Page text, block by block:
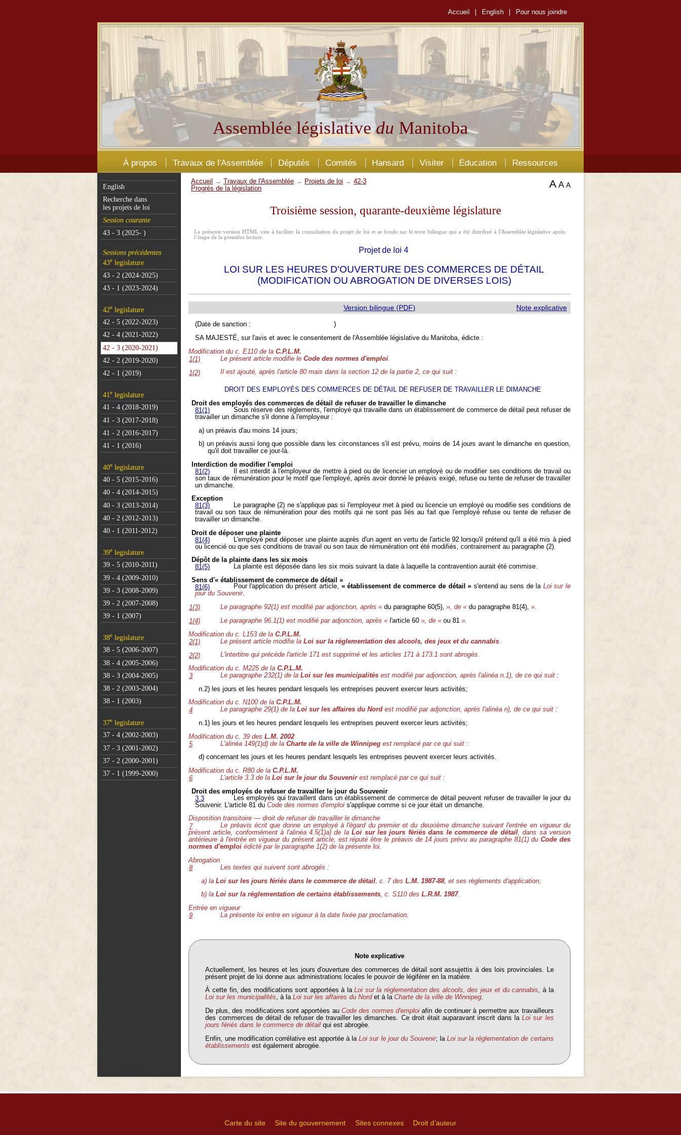
Accueil English Pour nous joindre
Assemblée législativedu Manitoba
À propos Travaux de l'Assemblée Députés Comités Hansard Visiter Éducation Ressources
English
Recherche dans
les projets de loi
Session courante
43 - 3 (2025- )
Sessions précédentes
43elegislature
43 - 2 (2024-2025)
43 - 1 (2023-2024)
42elegislature
42 - 5 (2022-2023)
42 - 4 (2021-2022)
42 - 3 (2020-2021)
42 - 2 (2019-2020)
42 - 1 (2019)
41elegislature
41 - 4 (2018-2019)
41 - 3 (2017-2018)
41 - 2 (2016-2017)
41 - 1 (2016)
40elegislature
40 - 5 (2015-2016)
40 - 4 (2014-2015)
40 - 3 (2013-2014)
40 - 2 (2012-2013)
40 - 1 (2011-2012)
39elegislature
39 - 5 (2010-2011)
39 - 4 (2009-2010)
39 - 3 (2008-2009)
39 - 2 (2007-2008)
39 - 1 (2007)
38elegislature
38 - 5 (2006-2007)
38 - 4 (2005-2006)
38 - 3 (2004-2005)
38 - 2 (2003-2004)
38 - 1 (2003)
37elegislature
37 - 4 (2002-2003)
37 - 3 (2001-2002)
37 - 2 (2000-2001)
37 - 1 (1999-2000)
Accueil → Travaux de l'Assemblée → Projets de loi → 42-3
Progrès de la législation
A A A
Troisième session, quarante-deuxième législature
La présente version HTML vise à faciliter la consultation du projet de loi et se fonde sur le texte bilingue qui a été distribué à l'Assemblée législative après
l’étape de la première lecture.
Projet de loi 4
LOI SUR LES HEURES D'OUVERTURE DES COMMERCES DE DÉTAIL
(MODIFICATION OU ABROGATION DE DIVERSES LOIS)
Version bilingue (PDF) Note explicative
(Date de sanction : )
SA MAJESTÉ, sur l'avis et avec le consentement de l'Assemblée législative du Manitoba, édicte :
Modification du c. E110 de la C.P.L.M.
1(1)
Le présent article modifie leCode des normes d'emploi
1(2)
Il est ajouté, après l'article 80 mais dans la section 12 de la partie 2, ce qui suit :
DROIT DES EMPLOYÉS DES COMMERCES DE DÉTAIL DE REFUSER DE TRAVAILLER LE DIMANCHE
Droit des employés des commerces de détail de refuser de travailler le dimanche
81(1)
Sous réserve des règlements, l'employé qui travaille dans un établissement de commerce de détail peut refuser de
travailler un dimanche s'il donne à l'employeur :
a) un préavis d'au moins 14 jours;
b) un préavis aussi long que possible dans les circonstances s'il est prévu, moins de 14 jours avant le dimanche en question,
qu'il doit travailler ce jour-là.
Interdiction de modifier l'emploi
81(2)
Il est interdit à l'employeur de mettre à pied ou de licencier un employé ou de modifier ses conditions de travail ou
son taux de rémunération pour le motif que l'employé, après avoir donné le préavis exigé, refuse ou tente de refuser de travailler
un dimanche.
Exception
81(3)
Le paragraphe (2) ne s'applique pas si l'employeur met à pied ou licencie un employé ou modifie ses conditions de
travail ou son taux de rémunération pour des motifs qui ne sont pas liés au fait que l'employé refuse ou tente de refuser de
travailler un dimanche.
Droit de déposer une plainte
81(4)
L'employé peut déposer une plainte auprès d'un agent en vertu de l'article 92 lorsqu'il prétend qu'il a été mis à pied
ou licencié ou que ses conditions de travail ou son taux de rémunération ont été modifiés, contrairement au paragraphe (2).
Dépôt de la plainte dans les six mois
81(5)
La plainte est déposée dans les six mois suivant la date à laquelle la contravention aurait été commise.
Sens d'« établissement de commerce de détail »
81(6)
Pour l'application du présent article, « établissement de commerce de détail » s'entend au sens de la Loi sur le
jour du Souvenir.
1(3)
Le paragraphe 92(1) est modifié par adjonction, après «du paragraphe 60(5),», de « du paragraphe 81(4), ».
1(4)
Le paragraphe 96.1(1) est modifié par adjonction, après « l'article 60 », de «ou 81 ».
Modification du c. L153 de la C.P.L.M.
2(1)
Le présent article modifie laLoi sur la réglementation des alcools, des jeux et du cannabis
2(2)
L'intertitre qui précède l'article 171 est supprimé et les articles 171 à 173.1 sont abrogés.
Modification du c. M225 de la C.P.L.M.
3
Le paragraphe 232(1) de laLoi sur les municipalitésest modifié par adjonction, après l'alinéa n.1), de ce qui suit :
n.2) les jours et les heures pendant lesquels les entreprises peuvent exercer leurs activités;
Modification du c. N100 de la C.P.L.M.
4
Le paragraphe 29(1) de laLoi sur les affaires du Nord est modifié par adjonction, après l'alinéa n), de ce qui suit :
n.1) les jours et les heures pendant lesquels les entreprises peuvent exercer leurs activités;
Modification du c. 39 des L.M. 2002
5
L'alinéa 149(1)d) de laCharte de la ville de Winnipegest remplacé par ce qui suit :
d) concernant les jours et les heures pendant lesquels les entreprises peuvent exercer leurs activités.
Modification du c. R80 de la C.P.L.M.
6
L'article 3.3 de laLoi sur le jour du Souvenir est remplacé par ce qui suit :
Droit des employés de refuser de travailler le jour du Souvenir
3.3
Les employés qui travaillent dans un établissement de commerce de détail peuvent refuser de travailler le jour du
Souvenir. L'article 81 du Code des normes d'emplois'applique comme si ce jour était un dimanche.
Disposition transitoire — droit de refuser de travailler le dimanche
7
Le préavis écrit que donne un employé à l'égard du premier et du deuxième dimanche suivant l'entrée en vigueur du
présent article, conformément à l'alinéa 4.5(1)a) de laLoi sur les jours fériés dans le commerce de détail, dans sa version
antérieure à l'entrée en vigueur du présent article, est réputé être le préavis de 14 jours prévu au paragraphe 81(1) duCode des
normes d'emploi édicté par le paragraphe 1(2) de la présente loi.
Abrogation
8
Les textes qui suivent sont abrogés :
a) laLoi sur les jours fériés dans le commerce de détail c. 7 desL.M. 1987-88, et ses règlements d'application;
b) laLoi sur la réglementation de certains établissements, c. S110 desL.R.M. 1987.
Entrée en vigueur
9
La présente loi entre en vigueur à la date fixée par proclamation.
Note explicative
Actuellement, les heures et les jours d'ouverture des commerces de détail sont assujettis à des lois provinciales. Le
présent projet de loi donne aux administrations locales le pouvoir de légiférer en la matière.
À cette fin, des modifications sont apportées à laLoi sur la réglementation des alcools, des jeux et du cannabis, à la
Loi sur les municipalités, à laLoi sur les affaires du Nordet à laCharte de la ville de Winnipeg.
De plus, des modifications sont apportées au Code des normes d'emploi afin de continuer à permettre aux travailleurs
des commerces de détail de refuser de travailler les dimanches. Ce droit était auparavant inscrit dans laLoi sur les
jours fériés dans le commerce de détail qui est abrogée.
Enfin, une modification corrélative est apportée à laLoi sur le jour du Souvenir; laLoi sur la réglementation de certains
établissements est également abrogée.
Carte du site Site du gouvernement Sites connexes Droit d’auteur